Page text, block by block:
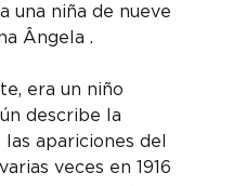
una niña de nueve
Ângela .
era un niño
describe la
las apariciones del
veces en 1916